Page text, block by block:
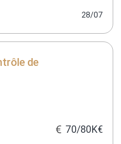
28/07
de
70/80K€